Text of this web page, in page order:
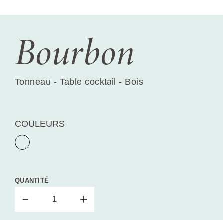
Bourbon
Tonneau - Table cocktail - Bois
COULEURS
QUANTITÉ